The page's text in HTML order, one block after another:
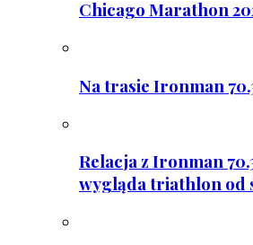
Chicago Marathon
Na trasie Ironman
Relacja z Ironman
wygląda triathlon od